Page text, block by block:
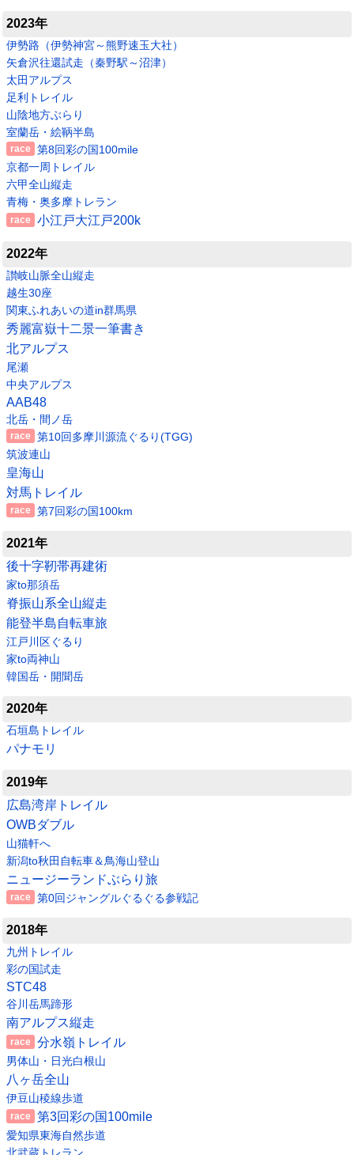
2023年
伊勢路（伊勢神宮～熊野速玉大社）
矢倉沢往還試走（秦野駅～沼津）
太田アルプス
足利トレイル
山陰地方ぶらり
室蘭岳・絵鞆半島
第8回彩の国100mile
京都一周トレイル
六甲全山縦走
青梅・奥多摩トレラン
小江戸大江戸200k
2022年
讃岐山脈全山縦走
越生30座
関東ふれあいの道in群馬県
秀麗富嶽十二景一筆書き
北アルプス
尾瀬
中央アルプス
AAB48
北岳・間ノ岳
第10回多摩川源流ぐるり(TGG)
筑波連山
皇海山
対馬トレイル
第7回彩の国100km
2021年
後十字靭帯再建術
家to那須岳
脊振山系全山縦走
能登半島自転車旅
江戸川区ぐるり
家to両神山
韓国岳・開聞岳
2020年
石垣島トレイル
パナモリ
2019年
広島湾岸トレイル
OWBダブル
山猫軒へ
新潟to秋田自転車＆鳥海山登山
ニュージーランドぶらり旅
第0回ジャングルぐるぐる参戦記
2018年
九州トレイル
彩の国試走
STC48
谷川岳馬蹄形
南アルプス縦走
分水嶺トレイル
男体山・日光白根山
八ヶ岳全山
伊豆山稜線歩道
第3回彩の国100mile
愛知県東海自然歩道